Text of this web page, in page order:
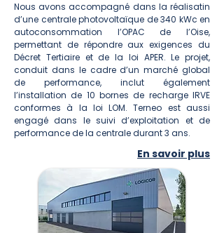
Nous avons accompagné dans la réalisatin
d’une centrale photovoltaïque de 340 kWc en
autoconsommation l’OPAC de l’Oise,
permettant de répondre aux exigences du
Décret Tertiaire et de la loi APER. Le projet,
conduit dans le cadre d’un marché global
de performance, inclut également
l’installation de 10 bornes de recharge IRVE
conformes à la loi LOM. Terneo est aussi
engagé dans le suivi d’exploitation et de
performance de la centrale durant 3 ans.
En savoir plus